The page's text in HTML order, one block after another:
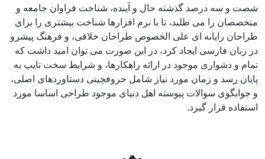
شصت و سه درصد گذشته حال و آینده، شناخت فراوان جامعه و
متخصصان را می طلبد، تا با نرم افزارها شناخت بیشتری را برای
طراحان رایانه ای علی الخصوص طراحان خلاقی، و فرهنگ پیشرو
در زبان فارسی ایجاد کرد، در این صورت می توان امید داشت که
تمام و دشواری موجود در ارائه راهکارها، و شرایط سخت تایپ به
پایان رسد و زمان مورد نیاز شامل حروفچینی دستاوردهای اصلی،
و جوابگوی سوالات پیوسته اهل دنیای موجود طراحی اساسا مورد
استفاده قرار گیرد.